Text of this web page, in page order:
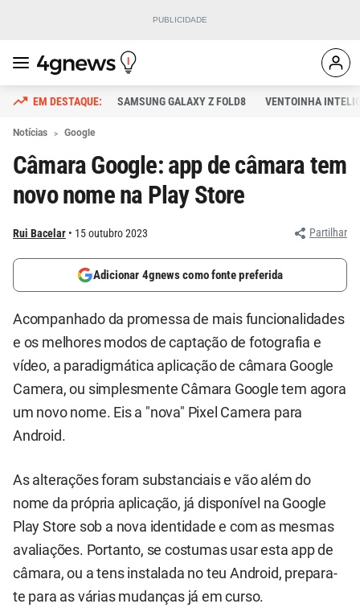
SAMSUNG GALAXY Z FOLD8 VENTOINHA
Notícias Google
Câmara Google: app de câmara tem
novo nome na Play Store
Rui Bacelar 15 outubro 2023 Partilhar
Adicionar 4gnews como fonte preferida
Acompanhado da promessa de mais funcionalidades
e os melhores modos de captação de fotografia e
vídeo, a paradigmática aplicação de câmara Google
Camera, ou simplesmente Câmara Google tem agora
um novo nome. Eis a "nova" Pixel Camera para
Android.
As alterações foram substanciais e vão além do
nome da própria aplicação, já disponível na Google
Play Store sob a nova identidade e com as mesmas
avaliações. Portanto, se costumas usar esta app de
câmara, ou a tens instalada no teu Android, prepara-
te para as várias mudanças já em curso.